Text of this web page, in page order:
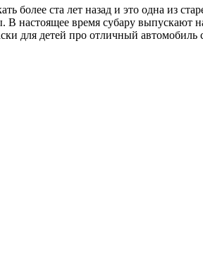
более ста лет назад и это одна из
В настоящее время субару
для детей про отличный автомобиль